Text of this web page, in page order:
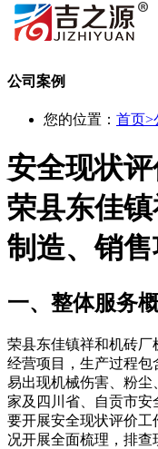
公司案例
您的位置： 首页>
安全现状
荣县东佳
制造、销售
一、整体服务
荣县东佳镇祥和机砖
经营项目，生产过程
易出现机械伤害、粉尘
家及四川省、自贡市
要开展安全现状评价
况开展全面梳理，排